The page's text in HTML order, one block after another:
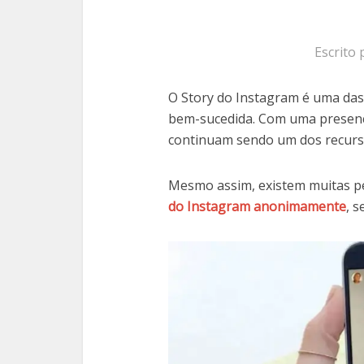
Escrito
O Story do Instagram é uma
bem-sucedida. Com uma
continuam sendo um dos
Mesmo assim, existem muitas
do Instagram anonimamente,